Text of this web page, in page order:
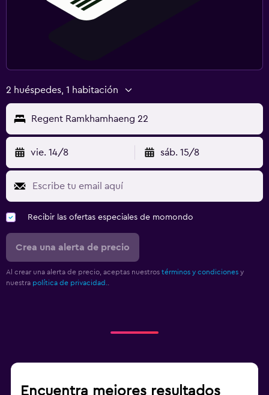
2 huéspedes, 1 habitación
Regent Ramkhamhaeng 22
vie. 14/8 sáb. 15/8
Recibir las ofertas especiales de momondo
Crea una alerta de precio
Al crear una alerta de precio, aceptas nuestros términos y condiciones y
nuestra política de privacidad.
Encuentra mejores resultados